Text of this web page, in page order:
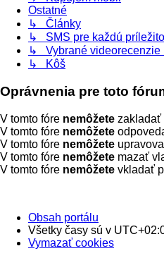
Ostatné
↳ Články
↳ SMS pre každú
↳ Vybrané videorecenzie
↳ Kôš
Oprávnenia pre toto
V tomto fóre nemôžete zakladať
V tomto fóre nemôžete
V tomto fóre nemôžete
V tomto fóre nemôžete mazať
V tomto fóre nemôžete vkladať
Obsah portálu
Všetky časy sú v
Vymazať cookies